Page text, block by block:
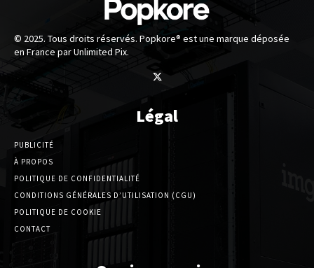
© 2025. Tous droits réservés. Popkore® est une marque déposée
en France par Unlimited Pix.
Légal
PUBLICITÉ
À PROPOS
POLITIQUE DE CONFIDENTIALITÉ
CONDITIONS GÉNÉRALES D’UTILISATION (CGU)
POLITIQUE DE COOKIE
CONTACT